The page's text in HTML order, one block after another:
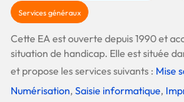
Services généraux
Cette EA est ouverte depuis 1990 et
situation de handicap. Elle est située
et propose les services suivants : Mise
Numérisation, Saisie informatique,